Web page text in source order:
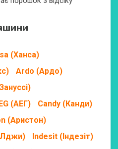
(Ханса)
Ardo (Ардо)
(АЕГ)
Candy (Канди)
(Аристон)
Indesit (Індезіт)